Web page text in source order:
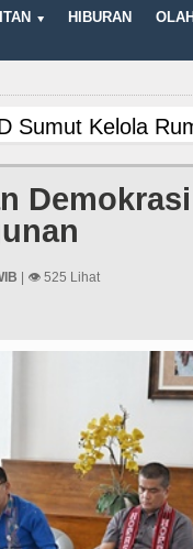
HIBURAN
Sumut Kelola
Siapkan
APH Bongkar
Terendah,
Tipis Atas
Dana BOS
United Laga
| 👁 525 Lihat